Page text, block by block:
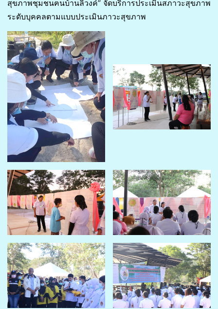
สุขภาพชุมชนฅนบ้านลิวงค์” จัดบริการประเมินสภาวะสุขภาพ
ระดับบุคคลตามแบบประเมินภาวะสุขภาพ